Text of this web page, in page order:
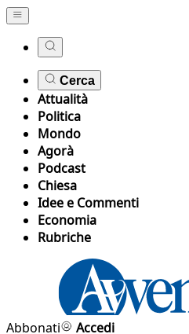
Cerca
Attualità
Politica
Mondo
Agorà
Podcast
Chiesa
Idee e Commenti
Economia
Rubriche
Abbonati
Accedi